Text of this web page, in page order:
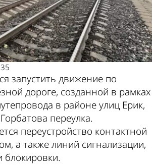
запустить движение по
дороге, созданной в рамках
в районе улиц Ерик,
переулка.
переустройство контактной
а также линий сигнализации,
блокировки.